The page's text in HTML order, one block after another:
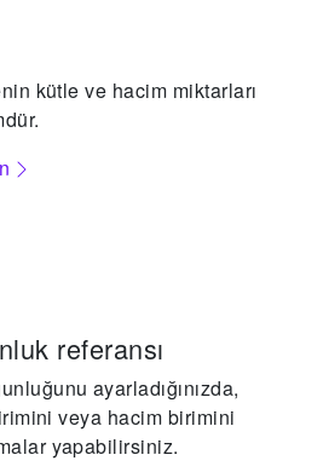
kütle ve hacim miktarları
referansı
ayarladığınızda,
veya hacim birimini
yapabilirsiniz.